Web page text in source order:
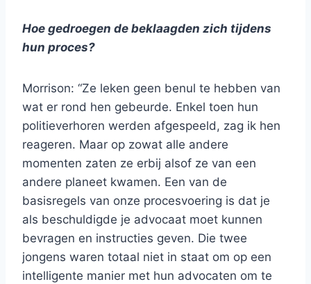
Hoe gedroegen de beklaagden zich tijdens
hun proces?
Morrison: “Ze leken geen benul te hebben van
wat er rond hen gebeurde. Enkel toen hun
politieverhoren werden afgespeeld, zag ik hen
reageren. Maar op zowat alle andere
momenten zaten ze erbij alsof ze van een
andere planeet kwamen. Een van de
basisregels van onze procesvoering is dat je
als beschuldigde je advocaat moet kunnen
bevragen en instructies geven. Die twee
jongens waren totaal niet in staat om op een
intelligente manier met hun advocaten om te